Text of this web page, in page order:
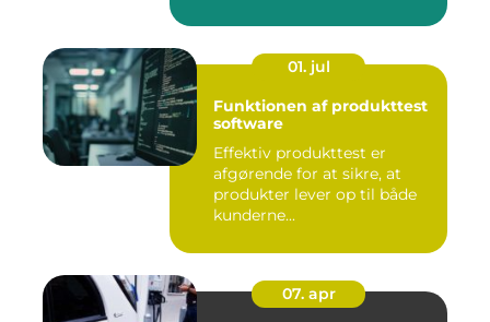
01. jul
Funktionen af produkttest
software
Effektiv produkttest er
afgørende for at sikre, at
produkter lever op til både
kunderne...
07. apr